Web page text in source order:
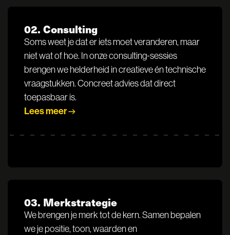
02. Consulting
Soms weet je dat er iets moet veranderen, maar
niet wat of hoe. In onze consulting-sessies
brengen we helderheid in creatieve én technische
vraagstukken. Concreet advies dat direct
toepasbaar is.
Lees meer
03. Merkstrategie
We brengen je merk tot de kern. Samen bepalen
we je positie, toon, waarden en